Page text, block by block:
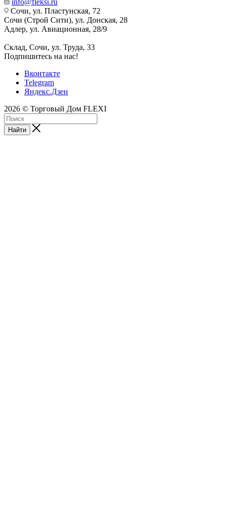
Сочи, ул. Пластунская, 72
Сочи (Строй Сити), ул. Донская, 28
Адлер, ул. Авиационная, 28/9
Склад, Сочи, ул. Труда, 33
Подпишитесь на нас!
Вконтакте
Telegram
Яндекс.Дзен
2026 © Торговый Дом FLEXI
Найти